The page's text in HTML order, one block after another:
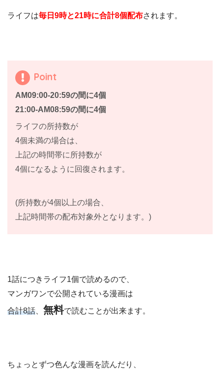
ライフは毎日9時と21時に合計8個配布されます。
Point
AM09:00-20:59の間に4個
21:00-AM08:59の間に4個
ライフの所持数が
4個未満の場合は、
上記の時間帯に所持数が
4個になるように回復されます。
(所持数が4個以上の場合、
上記時間帯の配布対象外となります。)
1話につきライフ1個で読めるので、
マンガワンで公開されている漫画は
合計8話 無料で読むことが出来ます。
ちょっとずつ色んな漫画を読んだり、